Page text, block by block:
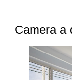
Camera a